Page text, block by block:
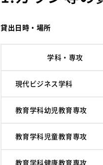
貸出日時・場所
学科・専攻
現代ビジネス学科
教育学科幼児教育専攻
教育学科児童教育専攻
教育学科健康教育専攻